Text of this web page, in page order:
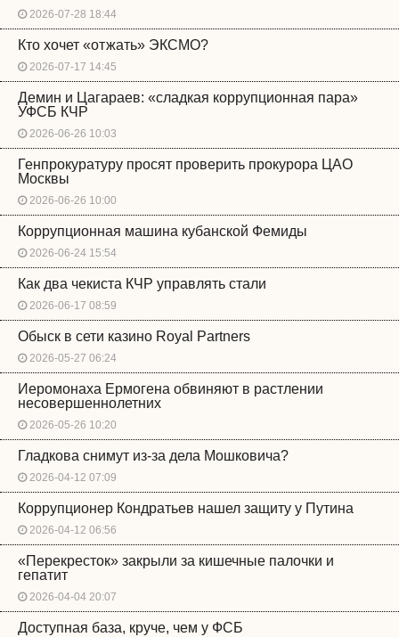
2026-07-28 18:44
Кто хочет «отжать» ЭКСМО?
2026-07-17 14:45
Демин и Цагараев: «сладкая коррупционная пара»
УФСБ КЧР
2026-06-26 10:03
Генпрокуратуру просят проверить прокурора ЦАО
Москвы
2026-06-26 10:00
Коррупционная машина кубанской Фемиды
2026-06-24 15:54
Как два чекиста КЧР управлять стали
2026-06-17 08:59
Обыск в сети казино Royal Partners
2026-05-27 06:24
Иеромонаха Ермогена обвиняют в растлении
несовершеннолетних
2026-05-26 10:20
Гладкова снимут из-за дела Мошковича?
2026-04-12 07:09
Коррупционер Кондратьев нашел защиту у Путина
2026-04-12 06:56
«Перекресток» закрыли за кишечные палочки и
гепатит
2026-04-04 20:07
Доступная база, круче, чем у ФСБ